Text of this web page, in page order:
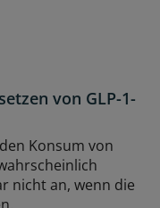
von GLP-1-
Konsum von
nicht an, wenn die